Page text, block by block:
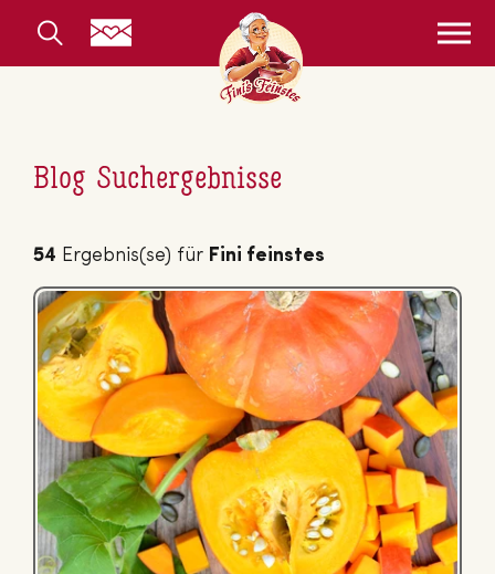
Blog Suchergebnisse
54 Ergebnis(se) für Fini feinstes